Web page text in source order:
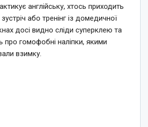
англійську, хтось приходить
або тренінг із домедичної
досі видно сліди суперклею та
про гомофобні наліпки, якими
взимку.